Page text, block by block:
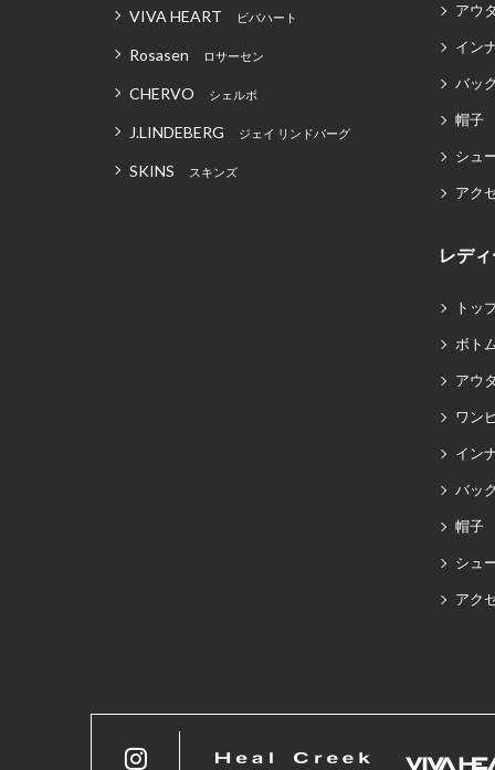
VIVA HEART ビバハート
Rosasen ロサーセン
CHERVO シェルボ
J.LINDEBERG ジェイ リンドバーグ
SKINS スキンズ
アウ
イン
バッ
帽子
シュ
アク
レデ
トッ
ボト
アウ
ワン
イン
バッ
帽子
シュ
アク